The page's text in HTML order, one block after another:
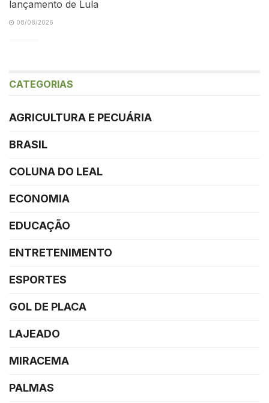
lançamento de Lula
08/08/2026
CATEGORIAS
AGRICULTURA E PECUÁRIA
BRASIL
COLUNA DO LEAL
ECONOMIA
EDUCAÇÃO
ENTRETENIMENTO
ESPORTES
GOL DE PLACA
LAJEADO
MIRACEMA
PALMAS